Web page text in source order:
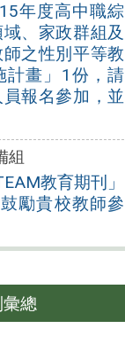
年度高中職綜
、家政群組及
之性別平等教
計畫」1份，請
報名參加，並
組
教育期刊」
勵貴校教師參
總